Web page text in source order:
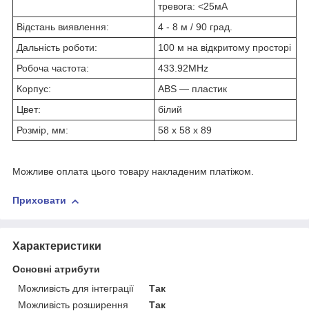
тревога: <25мА
Відстань виявлення:
4 - 8 м / 90 град.
Дальність роботи:
100 м на відкритому просторі
Робоча частота:
433.92MHz
Корпус:
ABS — пластик
Цвет:
білий
Розмір, мм:
58 х 58 х 89
Можливе оплата цього товару накладеним платіжом.
Приховати
Характеристики
Основні атрибути
Можливість для інтеграції
Так
Можливість розширення
Так